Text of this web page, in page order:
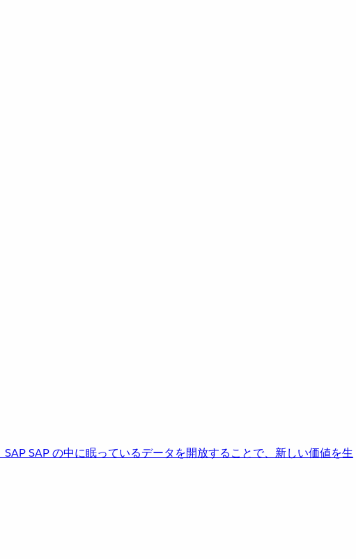
SAPSAP の中に眠っているデータを開放することで、新しい価値を生